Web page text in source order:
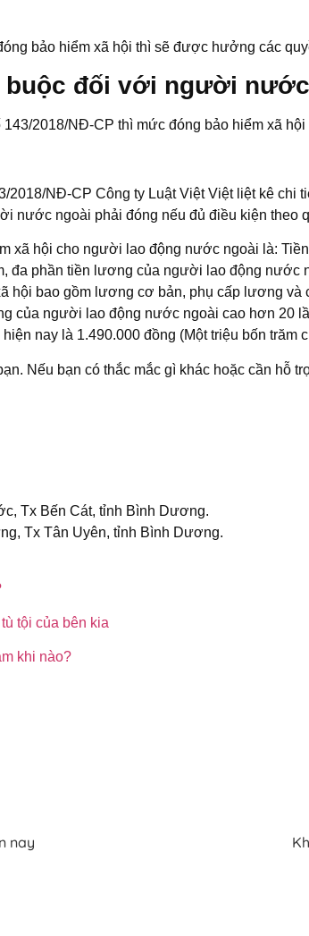
bảo hiểm xã hội thì sẽ được hưởng các
đối với người
2018/NĐ-CP thì mức đóng bảo hiểm xã
NĐ-CP Công ty Luật Việt Việt liệt kê chi
nước ngoài phải đóng nếu đủ điều kiện theo
xã hội cho người lao động nước ngoài là:
phần tiền lương của người lao động nước
hội bao gồm lương cơ bản, phụ cấp lương
của người lao động nước ngoài cao hơn 20
nay là 1.490.000 đồng (Một triệu bốn trăm
Nếu bạn có thắc mắc gì khác hoặc cần hỗ
Tx Bến Cát, tỉnh Bình Dương.
Tx Tân Uyên, tỉnh Bình Dương.
tội của bên kia
khi nào?
nay